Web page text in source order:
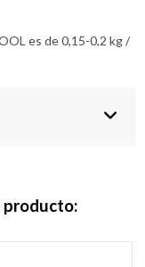
es de 0,15-0,2 kg /
producto: